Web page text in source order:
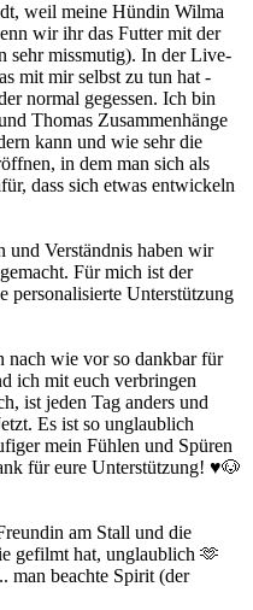
weil meine Hündin Wilma
wir ihr das Futter mit der
sehr missmutig). In der Live-
mit mir selbst zu tun hat -
normal gegessen. Ich bin
Thomas Zusammenhänge
kann und wie sehr die
in dem man sich als
dass sich etwas entwickeln
und Verständnis haben wir
Für mich ist der
personalisierte Unterstützung
nach wie vor so dankbar für
ich mit euch verbringen
ist jeden Tag anders und
Es ist so unglaublich
mein Fühlen und Spüren
für eure Unterstützung! ♥️🐶
am Stall und die
gefilmt hat, unglaublich 🫶
man beachte Spirit (der